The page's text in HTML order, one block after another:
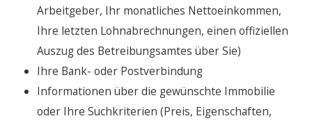
Arbeitgeber, Ihr monatliches Nettoeinkommen,
Ihre letzten Lohnabrechnungen, einen offiziellen
Auszug des Betreibungsamtes über Sie)
Ihre Bank- oder Postverbindung
Informationen über die gewünschte Immobilie
oder Ihre Suchkriterien (Preis, Eigenschaften,